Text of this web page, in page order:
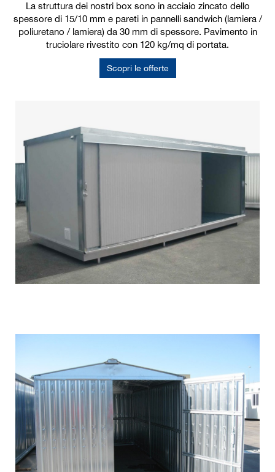
La struttura dei nostri box sono in acciaio zincato dello
spessore di 15/10 mm e pareti in pannelli sandwich (lamiera /
poliuretano / lamiera) da 30 mm di spessore. Pavimento in
truciolare rivestito con 120 kg/mq di portata.
Scopri le offerte